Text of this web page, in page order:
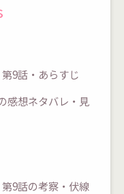
9話・あらすじ
感想ネタバレ・見
9話の考察・伏線